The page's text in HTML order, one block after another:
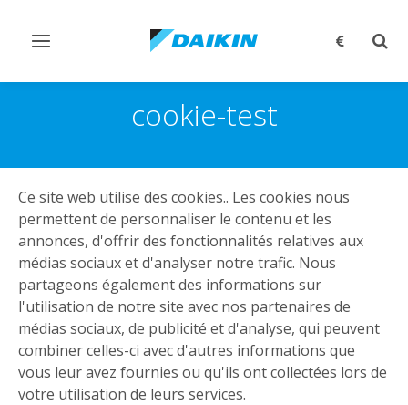
Afficher/masquer
cookie-test
Ce site web utilise des cookies.. Les cookies nous
permettent de personnaliser le contenu et les
annonces, d'offrir des fonctionnalités relatives aux
médias sociaux et d'analyser notre trafic. Nous
partageons également des informations sur
l'utilisation de notre site avec nos partenaires de
médias sociaux, de publicité et d'analyse, qui peuvent
combiner celles-ci avec d'autres informations que
vous leur avez fournies ou qu'ils ont collectées lors de
votre utilisation de leurs services.